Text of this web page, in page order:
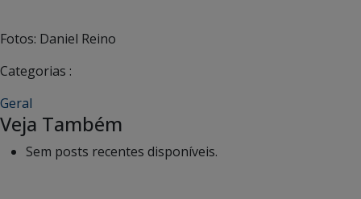
Fotos: Daniel Reino
Categorias :
Geral
Veja Também
Sem posts recentes disponíveis.